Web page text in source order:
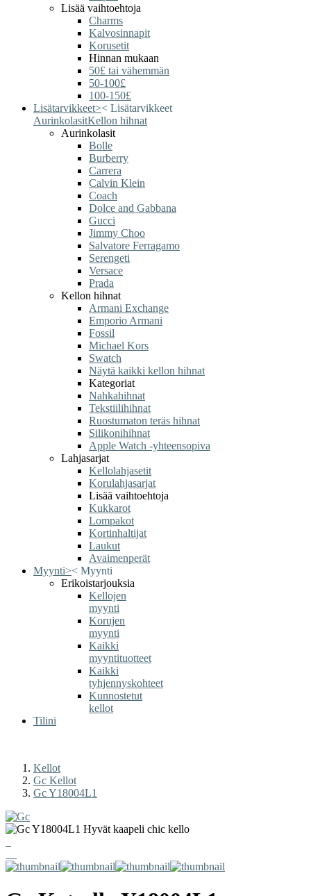
Lisää vaihtoehtoja
Charms
Kalvosinnapit
Korusetit
Hinnan mukaan
50£ tai vähemmän
50-100£
100-150£
Lisätarvikkeet>< Lisätarvikkeet
AurinkolasitKellon hihnat
Aurinkolasit
Bolle
Burberry
Carrera
Calvin Klein
Coach
Dolce and Gabbana
Gucci
Jimmy Choo
Salvatore Ferragamo
Serengeti
Versace
Prada
Kellon hihnat
Armani Exchange
Emporio Armani
Fossil
Michael Kors
Swatch
Näytä kaikki kellon hihnat
Kategoriat
Nahkahihnat
Tekstiilihihnat
Ruostumaton teräs hihnat
Silikonihihnat
Apple Watch -yhteensopiva
Lahjasarjat
Kellolahjasetit
Korulahjasarjat
Lisää vaihtoehtoja
Kukkarot
Lompakot
Kortinhaltijat
Laukut
Avaimenperät
Myynti>< Myynti
Erikoistarjouksia
Kellojen
myynti
Korujen
myynti
Kaikki
myyntituotteet
Kaikki
tyhjennyskohteet
Kunnostetut
kellot
Tilini
Kellot
Gc Kellot
Gc Y18004L1